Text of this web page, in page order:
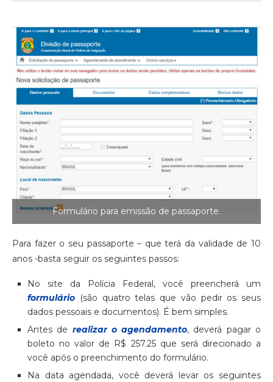
Formulário para emissão de passaporte.
Para fazer o seu passaporte – que terá da validade de 10
anos -basta seguir os seguintes passos:
No site da Polícia Federal, você preencherá um
formulário (são quatro telas que vão pedir os seus
dados pessoais e documentos). É bem simples.
Antes de realizar o agendamento, deverá pagar o
boleto no valor de R$ 257.25 que será direcionado a
você após o preenchimento do formulário.
Na data agendada, você deverá levar os seguintes